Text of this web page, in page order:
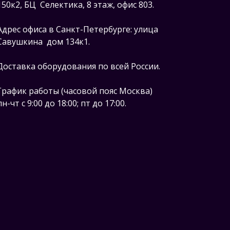
БЦ Селектика, 8 этаж, офис 803.
офиса в Санкт-Петербурге: улица
дом 134к1.
оборудования по всей России.
работы (часовой пояс Москва)
чт с 9:00 до 18:00; пт до 17:00.